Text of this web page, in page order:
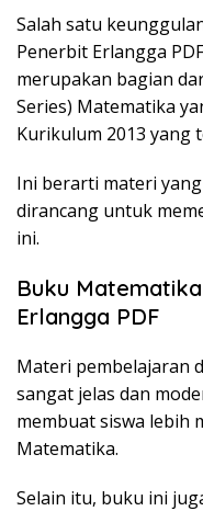
Salah satu
Penerbit Erlangga
merupakan bagian
Series) Matematika
Kurikulum 2013 yang
Ini berarti materi
dirancang untuk
ini.
Buku
Erlangga PDF
Materi pembelajaran
sangat jelas dan
membuat siswa lebih
Matematika.
Selain itu, buku ini